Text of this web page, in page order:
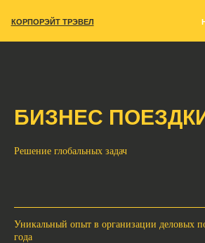
КОРПОРЭЙТ ТРЭВЕЛ
БИЗНЕС
Решение глобальных задач
Уникальный опыт в организации деловых
года